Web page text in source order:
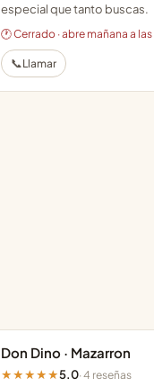
especial que tanto buscas.
🕐 Cerrado · abre mañana a
📞Llamar
Don Dino · Mazarron
★★★★★5.0· 4 reseñas